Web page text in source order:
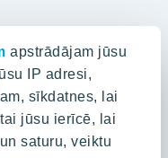
apstrādājam jūsu
IP adresi,
sīkdatnes, lai
jūsu ierīcē, lai
saturu, veiktu